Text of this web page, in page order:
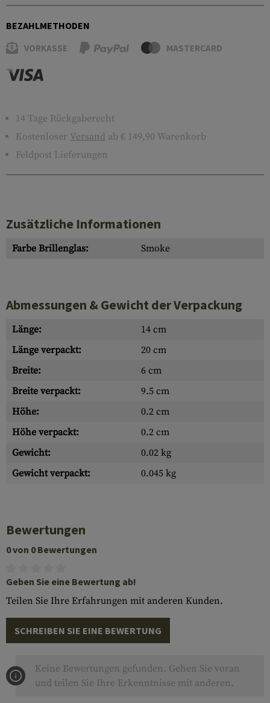
BEZAHLMETHODEN
VORKASSE MASTERCARD
14 Tage Rückgaberecht
Kostenloser Versand ab € 149,90 Warenkorb
Feldpost Lieferungen
Zusätzliche Informationen
Farbe Brillenglas: Smoke
Abmessungen & Gewicht der Verpackung
Länge:
14 cm
Länge verpackt:
20 cm
Breite:
6 cm
Breite verpackt:
9.5 cm
Höhe:
0.2 cm
Höhe verpackt:
0.2 cm
Gewicht:
0.02 kg
Gewicht verpackt:
0.045 kg
Bewertungen
0 von 0 Bewertungen
Geben Sie eine Bewertung ab!
Teilen Sie Ihre Erfahrungen mit anderen Kunden.
SCHREIBEN SIE EINE BEWERTUNG
Keine Bewertungen gefunden. Gehen Sie voran
und teilen Sie Ihre Erkenntnisse mit anderen.